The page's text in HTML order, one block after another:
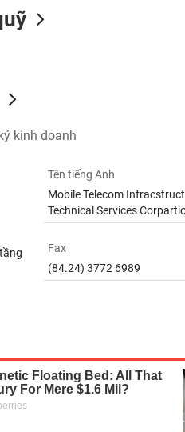
kinh doanh
Tên tiếng Anh
Mobile Telecom
Technical Services
Fax
(84.24) 3772 6989